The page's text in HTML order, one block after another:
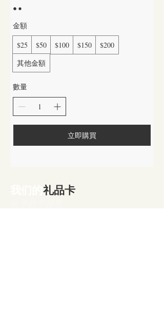
金額
$25 $50 $100 $150
$200
其他金額
數量
立即購買
礼品卡